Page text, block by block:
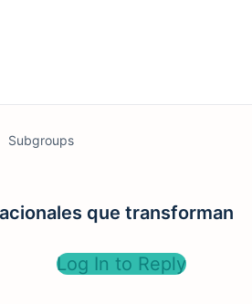
Subgroups
que transforman
Log In to Reply